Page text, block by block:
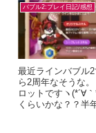
バブル2:プレイ日記/感想
最近ラインバブル
ら2周年なそうな
ロットですヽ(*´∀
くらいかな？？半